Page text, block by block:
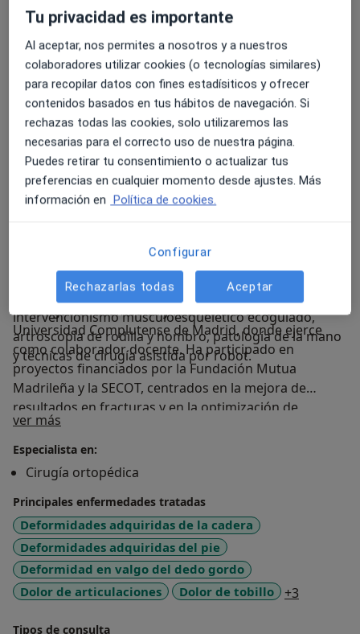
General Universitario Gregorio Marañón, donde ha
residente en COT. A nivel científico, ha publicado
múltiples artículos en revistas internacionales
indexadas y ha presentado trabajos en congresos
nacionales e internacionales (SECOT, EFORT, GEER).
Además, ha recibido reconocimientos como el EFORT
Free Paper Award (Trauma – Bronze, 2025) y el premio
a mejores carteles científicos SECOT 2025.
Entre sus áreas de especialización destacan el manejo
quirúrgico de fracturas complejas, la cirugía
reconstructiva del aparato locomotor y la cirugía de
preservación articular, con especial foco en el
metatarsalgia, fascitis plantar, esguinces,
inestabilidades de tobillo, tendinitis, lesiones
deportivas y artrosis. También está formado en
intervencionismo musculoesquelético ecoguiado,
artroscopia de rodilla y hombro, patología de la mano
y técnicas de cirugía asistida por robot.
El Dr. Flores compagina su labor clínica con la
investigación biomédica y la docencia en la
Universidad Complutense de Madrid, donde ejerce
como colaborador docente. Ha participado en
proyectos financiados por la Fundación Mutua
Madrileña y la SECOT, centrados en la mejora de
resultados en fracturas y en la optimización de
protocolos quirúrgicos.
Idiomas: consulta en español, inglés (B1) y francés
(B1).
ver más
Especialista en:
Cirugía ortopédica
Principales enfermedades tratadas
Deformidades adquiridas de la cadera
Deformidades adquiridas del pie
Deformidad en valgo del dedo gordo
Dolor de articulaciones
Dolor de tobillo +3
Tipos de consulta
Tu privacidad es importante
Al aceptar, nos permites a nosotros y a nuestros
colaboradores utilizar cookies (o tecnologías similares)
para recopilar datos con fines estadísiticos y ofrecer
contenidos basados en tus hábitos de navegación. Si
rechazas todas las cookies, solo utilizaremos las
necesarias para el correcto uso de nuestra página.
Puedes retirar tu consentimiento o actualizar tus
preferencias en cualquier momento desde ajustes. Más
información en Política de cookies.
Configurar
Rechazarlas todas Aceptar